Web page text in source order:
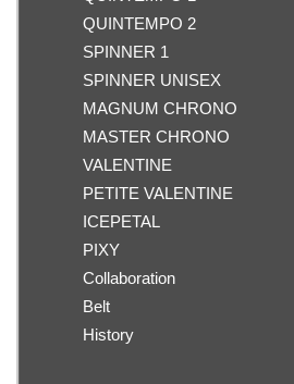
QUINTEMPO 2
SPINNER 1
SPINNER UNISEX
MAGNUM CHRONO
MASTER CHRONO
VALENTINE
PETITE VALENTINE
ICEPETAL
PIXY
Collaboration
Belt
History